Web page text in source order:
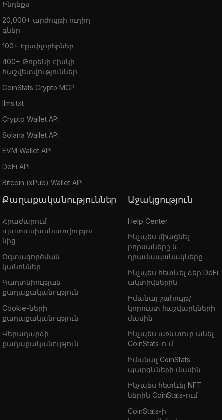
Ինդեքս
20,000+ արժույթի ուղիղ
գներ
100+ Էքսփլորերներ
400+ Թոքենի ռիսկի
հաշվետվություններ
CoinStats Crypto MCP
llms.txt
Crypto Wallet API
Solana Wallet API
EVM Wallet API
DeFi API
Bitcoin (xPub) Wallet API
Քաղաքականություններ
Հրաժարում
պատասխանատվությու
նից
Օգտագործման
կանոններ
Գաղտնիության
քաղաքականություն
Cookie-ների
քաղաքականություն
Վերադարձի
քաղաքականություն
Աջակցություն
Help Center
Ինչպես միացնել
բորսաները և
դրամապանակները
Ինչպես հետևել ձեր DeFi
ակտիվներին
Իմանալ շահույթ/
կորուստ հաշվարկների
մասին
Ինչպես առևտուր անել
CoinStats-ում
Իմանալ CoinStats
պարգևների մասին
Ինչպես հետևել NFT-
ներին CoinStats-ում
CoinStats-ի